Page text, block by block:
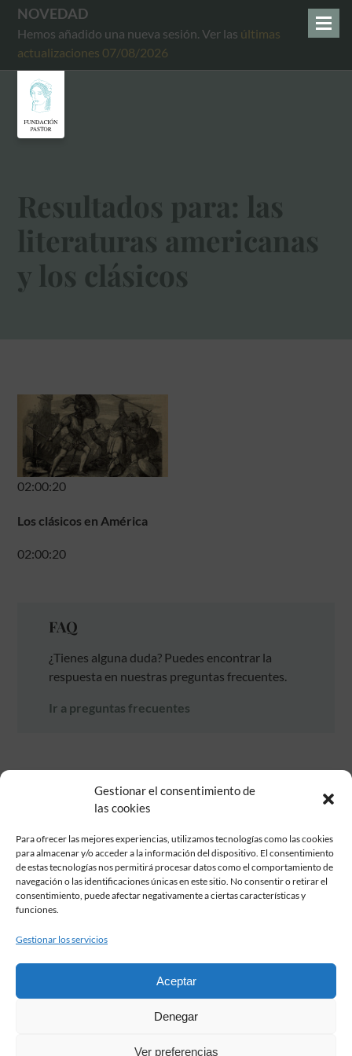
Gestionar el consentimiento de
las cookies
Para ofrecer las mejores experiencias, utilizamos tecnologías como las cookies
para almacenar y/o acceder a la información del dispositivo. El consentimiento
de estas tecnologías nos permitirá procesar datos como el comportamiento de
navegación o las identificaciones únicas en este sitio. No consentir o retirar el
consentimiento, puede afectar negativamente a ciertas características y
funciones.
Gestionar los servicios
Aceptar
Denegar
Ver preferencias
NOVEDAD
Hemos añadido una nueva sesión. Ver las últimas
actualizaciones 07/08/2026
Resultados para: las
literaturas americanas
y los clásicos
02:00:20
Los clásicos en América
02:00:20
FAQ
¿Tienes alguna duda? Puedes encontrar la
respuesta en nuestras preguntas frecuentes.
Ir a preguntas frecuentes
Fundación Pastor de Estudios Clásicos
Calle Serrano, 107. Madrid, 28006.
915617236
2026 Todos los derechos reservados © Fundación Pastor. Sitio web
Condiciones de contratación
Aviso legal